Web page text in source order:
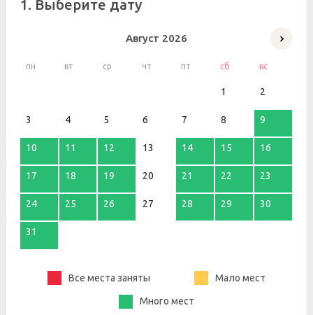
1. Выберите дату
Август 2026
пн вт ср чт пт сб вс
1 2
3 4 5 6 7 8 9
10 11 12 13 14 15 16
17 18 19 20 21 22 23
24 25 26 27 28 29 30
31
Все места заняты Мало мест
Много мест